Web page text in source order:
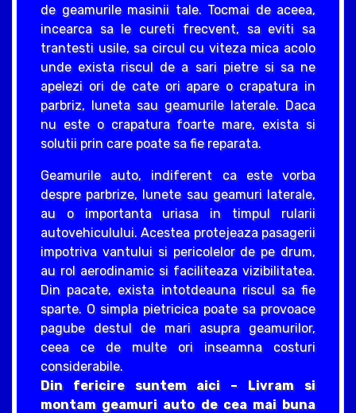
de geamurile masinii tale. Tocmai de aceea,
incearca sa le cureti frecvent, sa eviti sa
trantesti usile, sa circul cu viteza mica acolo
unde exista riscul de a sari pietre si sa ne
apelezi ori de cate ori apare o crapatura in
parbriz, luneta sau geamurile laterale. Daca
nu este o crapatura foarte mare, exista si
solutii prin care poate sa fie reparata.
Geamurile auto, indiferent ca este vorba
despre parbrize, lunete sau geamuri laterale,
au o importanta uriasa in timpul rularii
autovehiculului. Acestea protejeaza pasagerii
impotriva vantului si pericolelor de pe drum,
au rol aerodinamic si faciliteaza vizibilitatea.
Din pacate, exista intotdeauna riscul sa fie
sparte. O simpla pietricica poate sa provoace
pagube destul de mari asupra geamurilor,
ceea ce de multe ori inseamna costuri
considerabile.
Din fericire suntem aici – Livram si
montam geamuri auto de cea mai buna